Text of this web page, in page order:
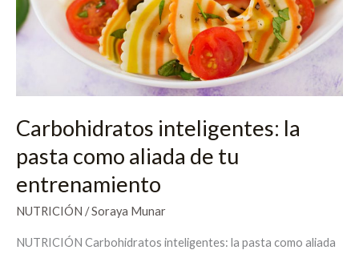
Carbohidratos inteligentes: la
pasta como aliada de tu
entrenamiento
NUTRICIÓN /Soraya Munar
NUTRICIÓN Carbohidratos inteligentes: la pasta como aliada
tu
entrenamiento